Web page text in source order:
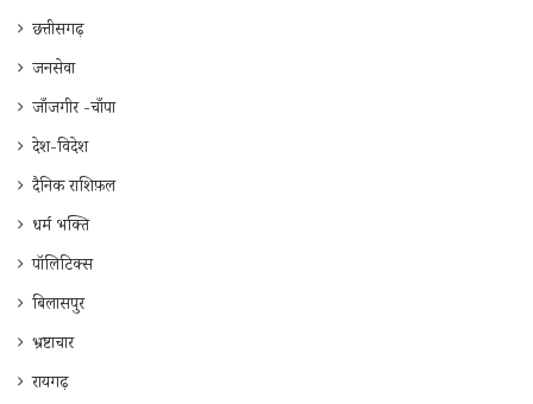
छत्तीसगढ़
जनसेवा
जाँजगीर -चाँपा
देश-विदेश
दैनिक राशिफ़ल
धर्म भक्ति
पॉलिटिक्स
बिलासपुर
भ्रष्टाचार
रायगढ़